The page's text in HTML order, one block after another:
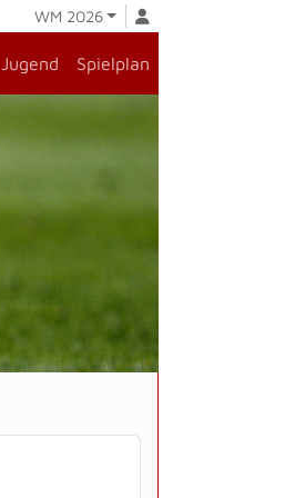
WM 2026
Jugend Spielplan